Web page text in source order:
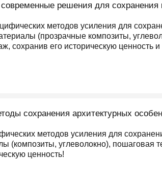
решения для сохранения
методов усиления для
(прозрачные композиты,
сохранив его историческую ценность и
сохранения архитектурных
методов усиления для
углеволокно), пошаговая
ценность!